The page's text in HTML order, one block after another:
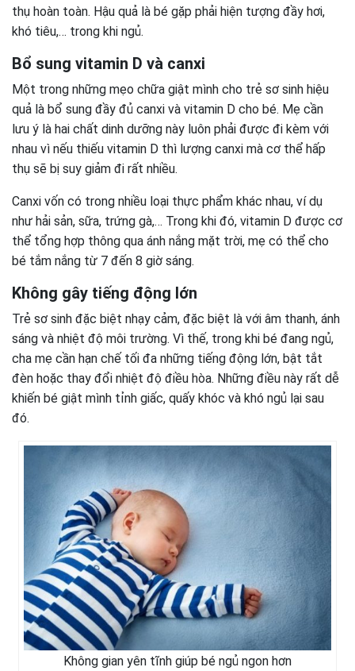
thụ hoàn toàn. Hậu quả là bé gặp phải hiện tượng đầy hơi,
khó tiêu,… trong khi ngủ.
Bổ sung vitamin D và canxi
Một trong những mẹo chữa giật mình cho trẻ sơ sinh hiệu
quả là bổ sung đầy đủ canxi và vitamin D cho bé. Mẹ cần
lưu ý là hai chất dinh dưỡng này luôn phải được đi kèm với
nhau vì nếu thiếu vitamin D thì lượng canxi mà cơ thể hấp
thụ sẽ bị suy giảm đi rất nhiều.
Canxi vốn có trong nhiều loại thực phẩm khác nhau, ví dụ
như hải sản, sữa, trứng gà,… Trong khi đó, vitamin D được cơ
thể tổng hợp thông qua ánh nắng mặt trời, mẹ có thể cho
bé tắm nắng từ 7 đến 8 giờ sáng.
Không gây tiếng động lớn
Trẻ sơ sinh đặc biệt nhạy cảm, đặc biệt là với âm thanh, ánh
sáng và nhiệt độ môi trường. Vì thế, trong khi bé đang ngủ,
cha mẹ cần hạn chế tối đa những tiếng động lớn, bật tắt
đèn hoặc thay đổi nhiệt độ điều hòa. Những điều này rất dễ
khiến bé giật mình tỉnh giấc, quấy khóc và khó ngủ lại sau
đó.
Không gian yên tĩnh giúp bé ngủ ngon hơn